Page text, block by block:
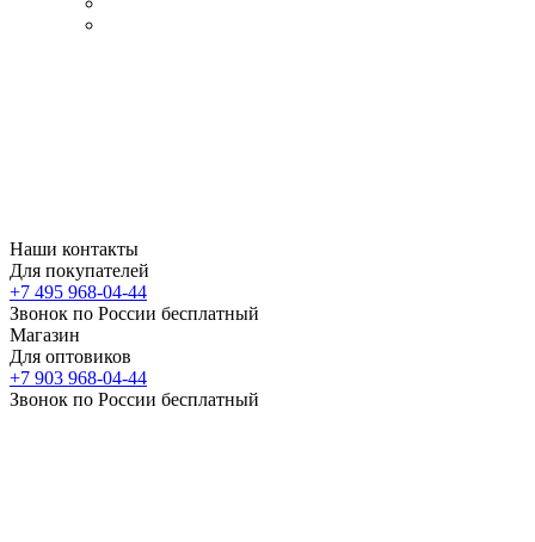
Наши контакты
Для покупателей
+7 495 968-04-44
Звонок по России бесплатный
Магазин
Для оптовиков
+7 903 968-04-44
Звонок по России бесплатный